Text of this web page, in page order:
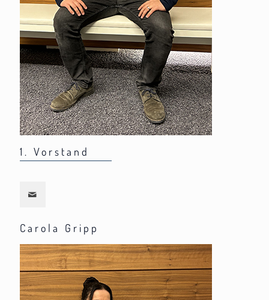
1. Vorstand
Carola Gripp